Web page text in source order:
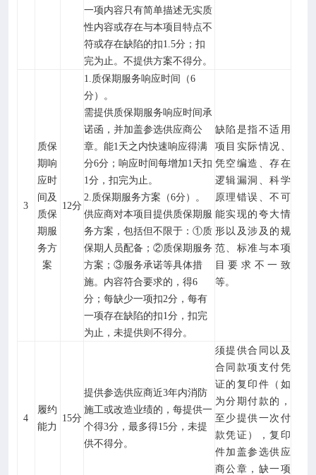
一项内容只有简单描述无实质
性内容或存在与本项目特点不
符或存在缺陷的扣1.5分；扣
完为止。不提供方案不得分。
3
质保
期响
应时
间及
质保
期服
务方
案
12分
1.质保期服务响应时间（6
分）。
需提供质保期服务响应时间承
诺函，并加盖参选供应商公
章。能1天之内快速响应得满
分6分；响应时间每增加1天扣
1分，扣完为止。
2.质保期服务方案（6分）。
供应商对本项目提供质保期服
务方案，包括但不限于： ①质
保期人员配备； ②质保期服务
方案；③服务承诺等具体措
施。内容符合要求的，得6
分；每缺少一项扣2分，每有
一项存在缺陷的扣1分，扣完
为止，未提供则不得分。
缺陷是指不适用
项目实际情况、
凭空编造、存在
逻辑漏洞、科学
原理错误、不可
能实现的夸大情
形以及涉及的规
范、标准与本项
目要求不一致
等。
4
履约
能力
15分
提供参选供应商近3年内消防
施工或改造业绩的，每提供一
个得3分，最多得15分，未提
供不得分。
须提供合同以及
合同款项支付凭
证的复印件（如
为分期付款的，
至少提供一次付
款凭证），复印
件加盖参选供应
商公章，缺一项